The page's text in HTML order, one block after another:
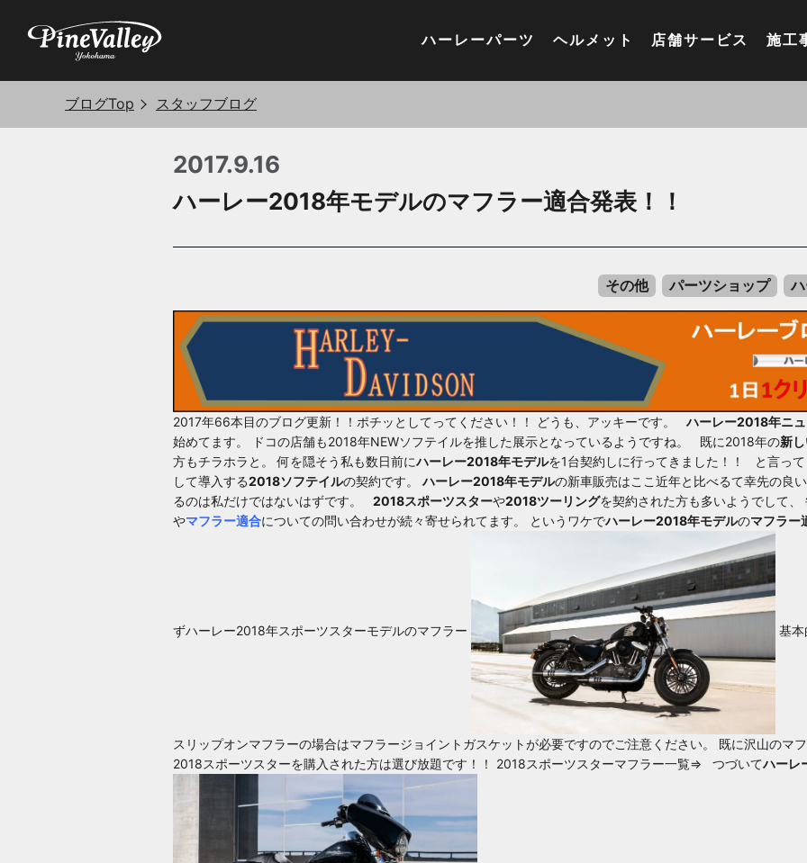
ハーレーパーツ ヘルメット 店舗サービス 施工
ブログTop スタッフブログ
2017.9.16
ハーレー2018年モデルのマフラー適合発表！！
その他 パーツショップ
2017年66本目のブログ更新！！ポチッとしてってください！！ どうも、アッキーです。ハーレー2018年ニ
始めてます。 ドコの店舗も2018年NEWソフテイルを推した展示となっているようですね。 既に2018年の新
方もチラホラと。 何を隠そう私も数日前にハーレー2018年モデルを1台契約しに行ってきました！！ と言って
して導入する2018ソフテイルの契約です。ハーレー2018年モデルの新車販売はここ近年と比べるて幸先の良
るのは私だけではないはずです。 2018スポーツスターや2018ツーリングを契約された方も多いようでして
やマフラー適合についての問い合わせが続々寄せられてます。 というワケでハーレー2018年モデルのマフラー
ずハーレー2018年スポーツスターモデルのマフラー 基本
スリップオンマフラーの場合はマフラージョイントガスケットが必要ですのでご注意ください。 既に沢山のマ
2018スポーツスターを購入された方は選び放題です！！ 2018スポーツスターマフラー一覧⇒ つづいてハーレ